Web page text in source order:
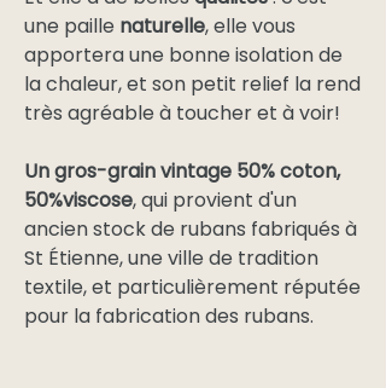
une paille naturelle, elle vous
apportera une bonne isolation de
la chaleur, et son petit relief la rend
très agréable à toucher et à voir!
Un gros-grain vintage 50% coton,
50%viscose, qui provient d'un
ancien stock de rubans fabriqués à
St Étienne, une ville de tradition
textile, et particulièrement réputée
pour la fabrication des rubans.